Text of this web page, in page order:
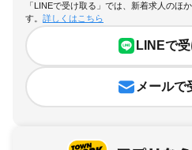
「LINEで受け取る」では、新着求人のほ
す。 詳しくはこちら
LINEで
メールで